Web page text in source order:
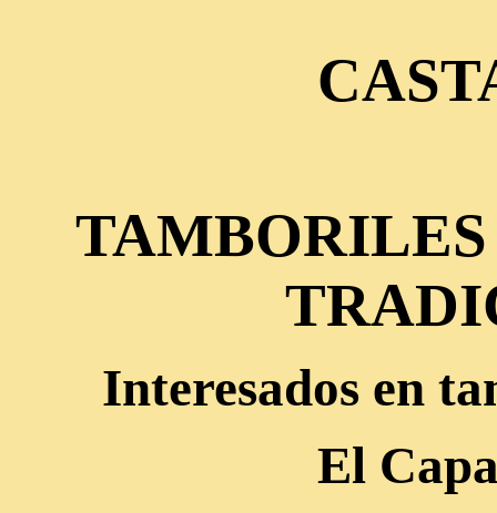
Interesados en
El